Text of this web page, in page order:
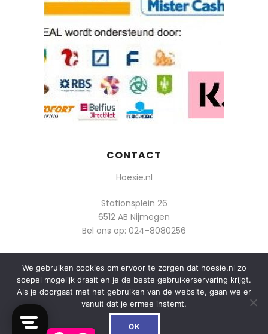
CONTACT
Hoesie.nl
Stationsplein 26
6512 AB Nijmegen
Bel ons op: 024-8080256
Of mail: info@hoesie.nl
© 2014-2025 Boozt - Hoesie.nl. All rights reserved.
algemene voorwaarden
We gebruiken cookies om ervoor te zorgen dat hoesie.nl zo
soepel mogelijk draait en je de beste gebruikerservaring krijgt.
Als je doorgaat met het gebruiken van de website, gaan we er
vanuit dat je ermee instemt.
OK